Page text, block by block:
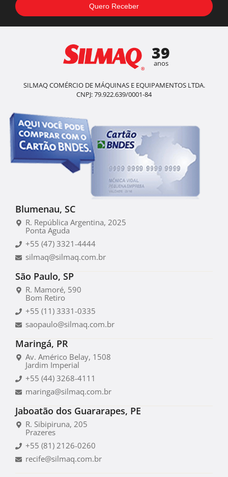
39
anos
SILMAQ COMÉRCIO DE MÁQUINAS E EQUIPAMENTOS LTDA.
CNPJ: 79.922.639/0001-84
Blumenau, SC
R. República Argentina, 2025
Ponta Aguda
+55 (47) 3321-4444
silmaq@silmaq.com.br
São Paulo, SP
R. Mamoré, 590
Bom Retiro
+55 (11) 3331-0335
saopaulo@silmaq.com.br
Maringá, PR
Av. Américo Belay, 1508
Jardim Imperial
+55 (44) 3268-4111
maringa@silmaq.com.br
Jaboatão dos Guararapes, PE
R. Sibipiruna, 205
Prazeres
+55 (81) 2126-0260
recife@silmaq.com.br